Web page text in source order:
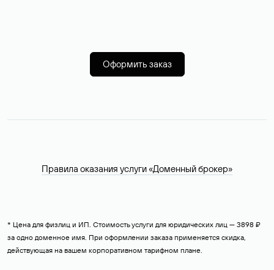
Оформить заказ
Правила оказания услуги «Доменный брокер»
* Цена для физлиц и ИП. Стоимость услуги для юридических лиц — 3898 ₽
за одно доменное имя. При оформлении заказа применяется скидка,
действующая на вашем корпоративном тарифном плане.